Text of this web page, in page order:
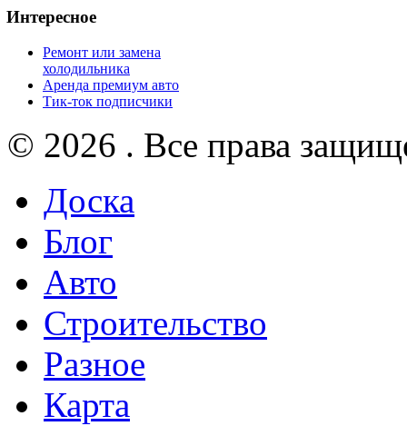
Интересное
Ремонт или замена
холодильника
Аренда премиум авто
Тик-ток подписчики
© 2026 . Все права
Доска
Блог
Авто
Строительство
Разное
Карта